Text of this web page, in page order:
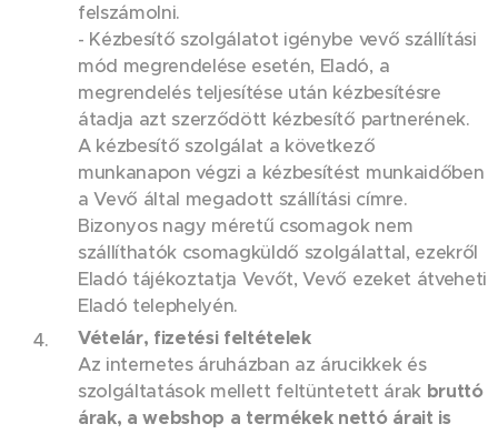
felszámolni.
- Kézbesítő szolgálatot igénybe vevő szállítási
mód megrendelése esetén, Eladó, a
megrendelés teljesítése után kézbesítésre
átadja azt szerződött kézbesítő partnerének.
A kézbesítő szolgálat a következő
munkanapon végzi a kézbesítést munkaidőben
a Vevő által megadott szállítási címre.
Bizonyos nagy méretű csomagok nem
szállíthatók csomagküldő szolgálattal, ezekről
Eladó tájékoztatja Vevőt, Vevő ezeket átveheti
Eladó telephelyén.
Vételár, fizetési feltételek
Az internetes áruházban az árucikkek és
szolgáltatások mellett feltüntetett árak bruttó
árak, a webshop a termékek nettó árait is